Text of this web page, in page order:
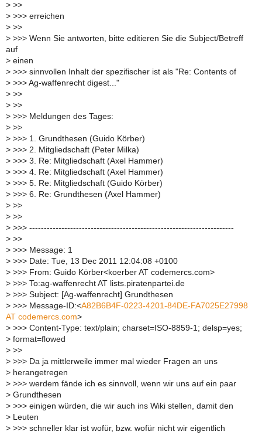
> >>
> >>> erreichen
> >>
> >>> Wenn Sie antworten, bitte editieren Sie die Subject/Betreff
auf
> einen
> >>> sinnvollen Inhalt der spezifischer ist als "Re: Contents of
> >>> Ag-waffenrecht digest..."
> >>
> >>
> >>> Meldungen des Tages:
> >>
> >>> 1. Grundthesen (Guido Körber)
> >>> 2. Mitgliedschaft (Peter Milka)
> >>> 3. Re: Mitgliedschaft (Axel Hammer)
> >>> 4. Re: Mitgliedschaft (Axel Hammer)
> >>> 5. Re: Mitgliedschaft (Guido Körber)
> >>> 6. Re: Grundthesen (Axel Hammer)
> >>
> >>
> >>> ----------------------------------------------------------------------
> >>
> >>> Message: 1
> >>> Date: Tue, 13 Dec 2011 12:04:08 +0100
> >>> From: Guido Körber<koerber AT codemercs.com>
> >>> To:ag-waffenrecht AT lists.piratenpartei.de
> >>> Subject: [Ag-waffenrecht] Grundthesen
> >>> Message-ID:<A82B6B4F-0223-4201-84DE-FA7025E27998
AT codemercs.com>
> >>> Content-Type: text/plain; charset=ISO-8859-1; delsp=yes;
> format=flowed
> >>
> >>> Da ja mittlerweile immer mal wieder Fragen an uns
> herangetregen
> >>> werdem fände ich es sinnvoll, wenn wir uns auf ein paar
> Grundthesen
> >>> einigen würden, die wir auch ins Wiki stellen, damit den
> Leuten
> >>> schneller klar ist wofür, bzw. wofür nicht wir eigentlich